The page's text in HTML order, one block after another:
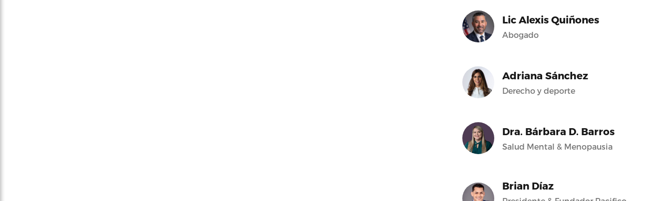
Lic Alexis Quiñones
Abogado
Adriana Sánchez
Derecho y deporte
Dra. Bárbara D. Barros
Salud Mental & Menopausia
Brian Díaz